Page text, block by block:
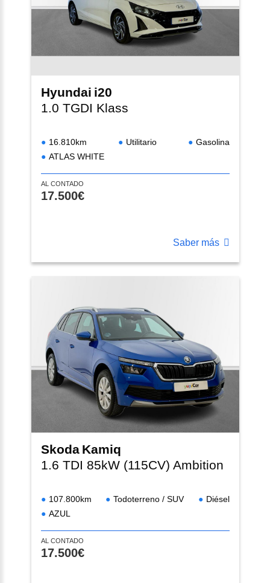
Hyundai i20
1.0 TGDI Klass
16.810km Utilitario
Gasolina
ATLAS WHITE
AL CONTADO
17.500€
Saber más
Skoda Kamiq
1.6 TDI 85kW (115CV) Ambition
107.800km Todoterreno / SUV
Diésel
AZUL
AL CONTADO
17.500€